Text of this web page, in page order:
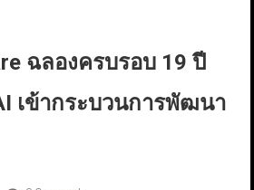
ฉลองครบรอบ 19 ปี
เข้ากระบวนการพัฒนา